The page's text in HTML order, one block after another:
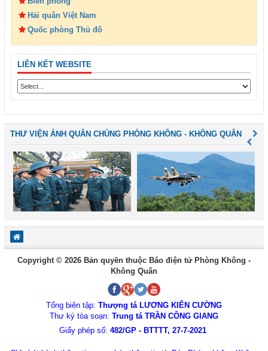
Hải quân Việt Nam
Quốc phòng Thủ đô
LIÊN KẾT WEBSITE
THƯ VIỆN ẢNH QUÂN CHỦNG PHÒNG KHÔNG - KHÔNG QUÂN
Copyright © 2026 Bản quyền thuộc Báo điện tử Phòng Không -
Không Quân
Tổng biên tập: Thượng tá LƯƠNG KIÊN CƯỜNG
Thư ký tòa soạn: Trung tá TRẦN CÔNG GIANG
Giấy phép số: 482/GP - BTTTT, 27-7-2021